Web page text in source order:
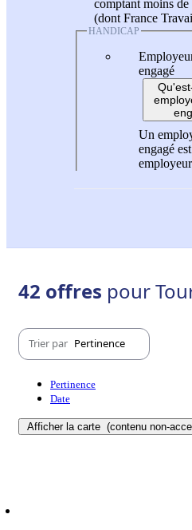
comptant moins
(dont France
HANDICAP
engagé
Un
engagé
42 offres pour
Trier par Pertinence
Pertinence
Date
Afficher la carte (contenu non-